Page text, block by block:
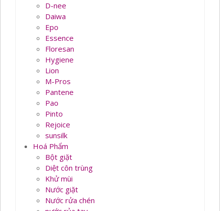
D-nee
Daiwa
Epo
Essence
Floresan
Hygiene
Lion
M-Pros
Pantene
Pao
Pinto
Rejoice
sunsilk
Hoá Phẩm
Bột giặt
Diệt côn trùng
Khử mùi
Nước giặt
Nước rửa chén